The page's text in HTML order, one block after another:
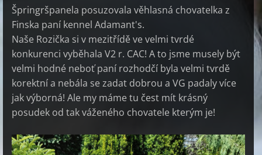
Špringršpanela posuzovala věhlasná chovatelka z
Finska paní kennel Adamant's.
Naše Rozička si v mezitřídě ve velmi tvrdé
konkurenci vyběhala V2 r. CAC! A to jsme musely být
velmi hodné neboť paní rozhodčí byla velmi tvrdě
korektní a nebála se zadat dobrou a VG padaly více
jak výborná! Ale my máme tu čest mít krásný
posudek od tak váženého chovatele kterým je!